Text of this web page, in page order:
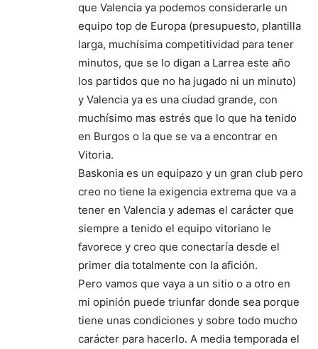
que Valencia ya podemos considerarle un
equipo top de Europa (presupuesto, plantilla
larga, muchísima competitividad para tener
minutos, que se lo digan a Larrea este año
los partidos que no ha jugado ni un minuto)
y Valencia ya es una ciudad grande, con
muchísimo mas estrés que lo que ha tenido
en Burgos o la que se va a encontrar en
Vitoria.
Baskonia es un equipazo y un gran club pero
creo no tiene la exigencia extrema que va a
tener en Valencia y ademas el carácter que
siempre a tenido el equipo vitoriano le
favorece y creo que conectaría desde el
primer dia totalmente con la afición.
Pero vamos que vaya a un sitio o a otro en
mi opinión puede triunfar donde sea porque
tiene unas condiciones y sobre todo mucho
carácter para hacerlo. A media temporada el